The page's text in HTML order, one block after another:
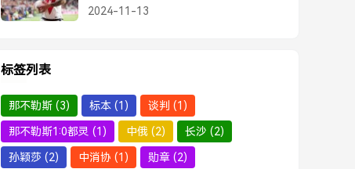
2024-11-13
标签列表
那不勒斯 (3) 标本 (1) 谈判 (1)
那不勒斯1:0都灵 (1) 中俄 (2) 长沙 (2)
孙颖莎 (2) 中消协 (1) 勋章 (2)